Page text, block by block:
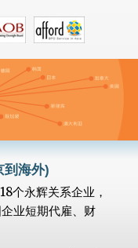
到海外)
个永辉关系企业，
业短期代雇、财